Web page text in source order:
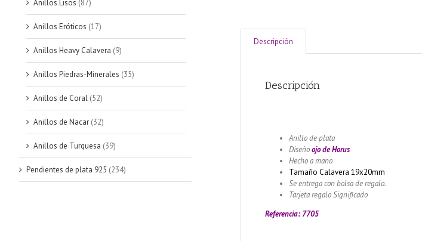
Descripción
Descripción
Anillo de plata
Diseñoojo de Horus
Hecho a mano
Tamaño Calavera 19x20mm
Se entrega con bolsa de regalo.
Tarjeta regalo Significado
Referencia: 7705
Anillos Lisos (87)
Anillos Eróticos (17)
Anillos Heavy Calavera (9)
Anillos Piedras-Minerales (35)
Anillos de Coral (52)
Anillos de Nacar (32)
Anillos de Turquesa (39)
Pendientes de plata 925 (234)